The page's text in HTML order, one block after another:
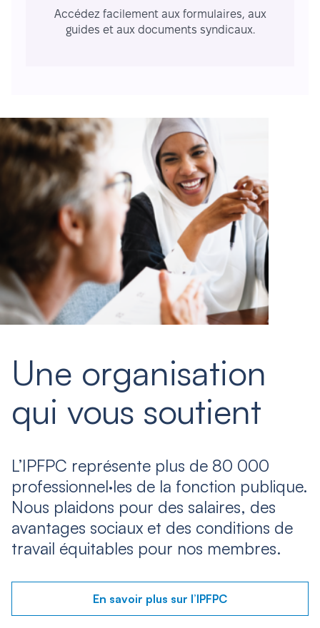
Accédez facilement aux formulaires, aux
guides et aux documents syndicaux.
Une organisation
qui vous soutient
L’IPFPC représente plus de 80 000
professionnel·les de la fonction publique.
Nous plaidons pour des salaires, des
avantages sociaux et des conditions de
travail équitables pour nos membres.
En savoir plus sur l’IPFPC